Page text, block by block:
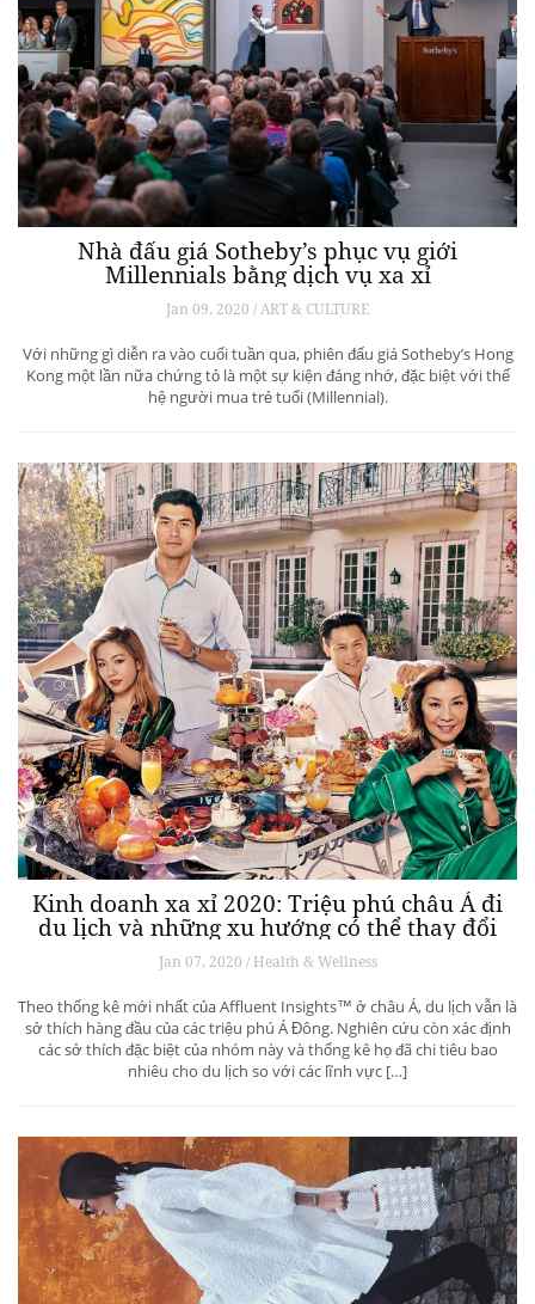
Nhà đấu giá Sotheby’s phục vụ giới
Millennials bằng dịch vụ xa xỉ
Jan 09, 2020 / ART & CULTURE
Với những gì diễn ra vào cuối tuần qua, phiên đấu giá Sotheby’s Hong
Kong một lần nữa chứng tỏ là một sự kiện đáng nhớ, đặc biệt với thế
hệ người mua trẻ tuổi (Millennial).
Kinh doanh xa xỉ 2020: Triệu phú châu Á đi
du lịch và những xu hướng có thể thay đổi
ngành du lịch thượng lưu
Jan 07, 2020 / Health & Wellness
Theo thống kê mới nhất của Affluent Insights™ ở châu Á, du lịch vẫn là
sở thích hàng đầu của các triệu phú Á Đông. Nghiên cứu còn xác định
các sở thích đặc biệt của nhóm này và thống kê họ đã chi tiêu bao
nhiêu cho du lịch so với các lĩnh vực […]